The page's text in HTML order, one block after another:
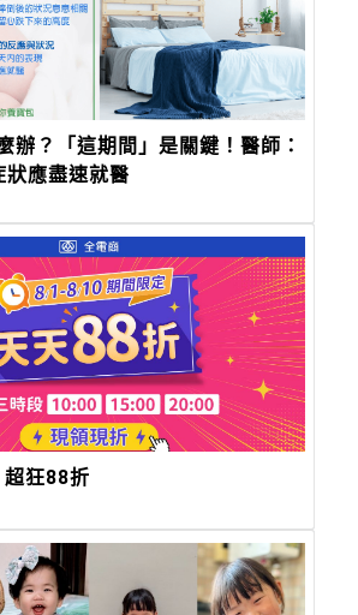
辦？「這期間」是關鍵！醫師：
狀應盡速就醫
狂88折